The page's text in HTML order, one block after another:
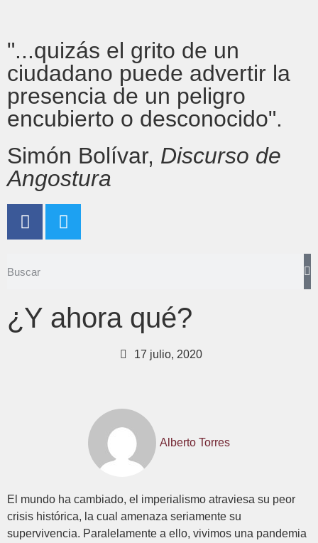
"...quizás el grito de un
ciudadano puede advertir la
presencia de un peligro
encubierto o desconocido".
Simón Bolívar, Discurso de
Angostura
¿Y ahora qué?
17 julio, 2020
Alberto Torres
El mundo ha cambiado, el imperialismo atraviesa su peor
crisis histórica, la cual amenaza seriamente su
supervivencia. Paralelamente a ello, vivimos una pandemia